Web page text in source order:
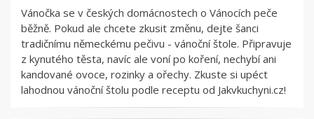
Vánočka se v českých domácnostech o Vánocích peče
běžně. Pokud ale chcete zkusit změnu, dejte šanci
tradičnímu německému pečivu - vánoční štole. Připravuje
z kynutého těsta, navíc ale voní po koření, nechybí ani
kandované ovoce, rozinky a ořechy. Zkuste si upéct
lahodnou vánoční štolu podle receptu od Jakvkuchyni.cz!